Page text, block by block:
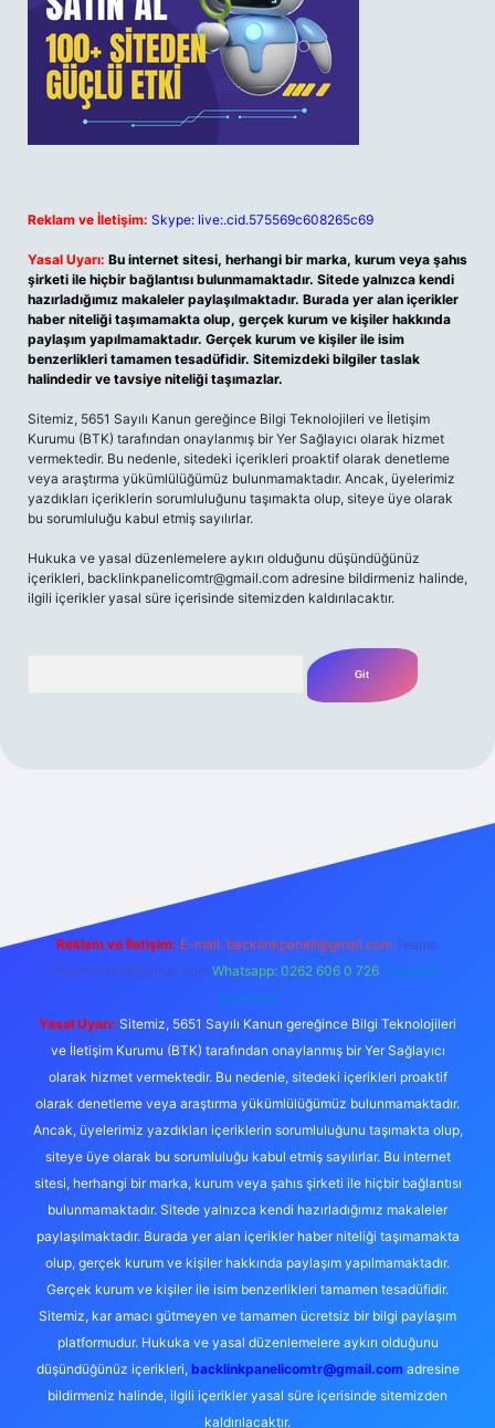
Reklam ve İletişim: Skype: live:.cid.575569c608265c69
Yasal Uyarı: Bu internet sitesi, herhangi bir marka, kurum veya şahıs
şirketi ile hiçbir bağlantısı bulunmamaktadır. Sitede yalnızca kendi
hazırladığımız makaleler paylaşılmaktadır. Burada yer alan içerikler
haber niteliği taşımamakta olup, gerçek kurum ve kişiler hakkında
paylaşım yapılmamaktadır. Gerçek kurum ve kişiler ile isim
benzerlikleri tamamen tesadüfidir. Sitemizdeki bilgiler taslak
halindedir ve tavsiye niteliği taşımazlar.
Sitemiz, 5651 Sayılı Kanun gereğince Bilgi Teknolojileri ve İletişim
Kurumu (BTK) tarafından onaylanmış bir Yer Sağlayıcı olarak hizmet
vermektedir. Bu nedenle, sitedeki içerikleri proaktif olarak denetleme
veya araştırma yükümlülüğümüz bulunmamaktadır. Ancak, üyelerimiz
yazdıkları içeriklerin sorumluluğunu taşımakta olup, siteye üye olarak
bu sorumluluğu kabul etmiş sayılırlar.
Hukuka ve yasal düzenlemelere aykırı olduğunu düşündüğünüz
içerikleri, backlinkpanelicomtr@gmail.com adresine bildirmeniz halinde,
ilgili içerikler yasal süre içerisinde sitemizden kaldırılacaktır.
Reklam ve İletişim: E-mail: backlinkpaneli@gmail.com Teams:
forumhizmeti@gmail.com Whatsapp: 0262 606 0 726 Telegram:
@karabul
Yasal Uyarı: Sitemiz, 5651 Sayılı Kanun gereğince Bilgi Teknolojileri
ve İletişim Kurumu (BTK) tarafından onaylanmış bir Yer Sağlayıcı
olarak hizmet vermektedir. Bu nedenle, sitedeki içerikleri proaktif
olarak denetleme veya araştırma yükümlülüğümüz bulunmamaktadır.
Ancak, üyelerimiz yazdıkları içeriklerin sorumluluğunu taşımakta olup,
siteye üye olarak bu sorumluluğu kabul etmiş sayılırlar. Bu internet
sitesi, herhangi bir marka, kurum veya şahıs şirketi ile hiçbir bağlantısı
bulunmamaktadır. Sitede yalnızca kendi hazırladığımız makaleler
paylaşılmaktadır. Burada yer alan içerikler haber niteliği taşımamakta
olup, gerçek kurum ve kişiler hakkında paylaşım yapılmamaktadır.
Gerçek kurum ve kişiler ile isim benzerlikleri tamamen tesadüfidir.
Sitemiz, kar amacı gütmeyen ve tamamen ücretsiz bir bilgi paylaşım
platformudur. Hukuka ve yasal düzenlemelere aykırı olduğunu
düşündüğünüz içerikleri, backlinkpanelicomtr@gmail.comadresine
bildirmeniz halinde, ilgili içerikler yasal süre içerisinde sitemizden
kaldırılacaktır.